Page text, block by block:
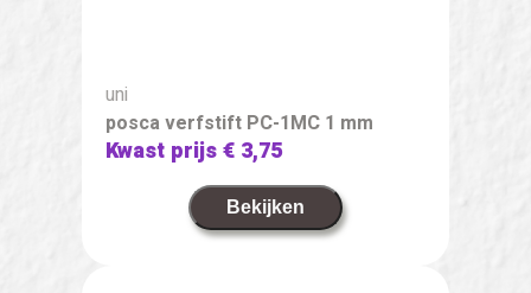
uni
posca verfstift PC-1MC 1 mm
Kwast prijs€ 3,75
Bekijken